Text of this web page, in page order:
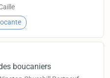
boucaniers